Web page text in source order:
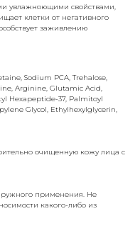
увлажняющими свойствами,
клетки от негативного
заживлению
Sodium PCA, Trehalose,
Arginine, Glutamic Acid,
Hexapeptide-37, Palmitoyl
Glycol, Ethylhexylglycerin,
очищенную кожу лица с
применения. Не
какого-либо из